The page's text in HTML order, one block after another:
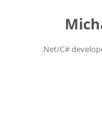
.Net/C#